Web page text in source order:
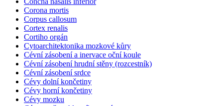
Corona mortis
Corpus callosum
Cortex renalis
Cortiho orgán
Cytoarchitektonika mozkové kůry
Cévní zásobení a inervace oční koule
Cévní zásobení hrudní stěny (rozcestník)
Cévní zásobení srdce
Cévy dolní končetiny
Cévy horní končetiny
Cévy mozku